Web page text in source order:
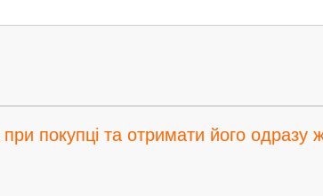
при покупці та отримати його одразу